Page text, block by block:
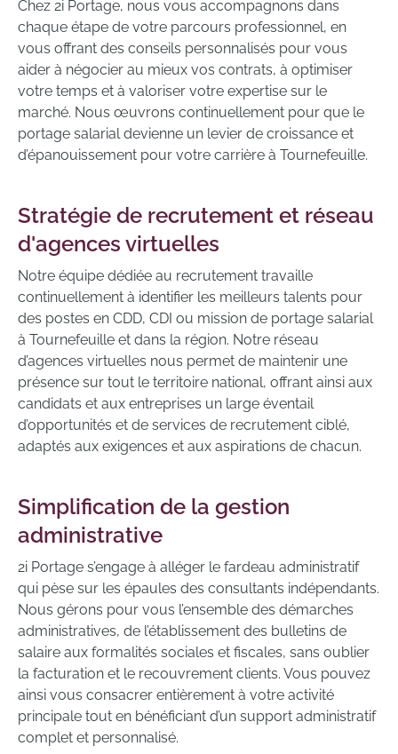
Chez 2i Portage, nous vous accompagnons dans
chaque étape de votre parcours professionnel, en
vous offrant des conseils personnalisés pour vous
aider à négocier au mieux vos contrats, à optimiser
votre temps et à valoriser votre expertise sur le
marché. Nous œuvrons continuellement pour que le
portage salarial devienne un levier de croissance et
d’épanouissement pour votre carrière à Tournefeuille.
Stratégie de recrutement et réseau
d'agences virtuelles
Notre équipe dédiée au recrutement travaille
continuellement à identifier les meilleurs talents pour
des postes en CDD, CDI ou mission de portage salarial
à Tournefeuille et dans la région. Notre réseau
d’agences virtuelles nous permet de maintenir une
présence sur tout le territoire national, offrant ainsi aux
candidats et aux entreprises un large éventail
d’opportunités et de services de recrutement ciblé,
adaptés aux exigences et aux aspirations de chacun.
Simplification de la gestion
administrative
2i Portage s’engage à alléger le fardeau administratif
qui pèse sur les épaules des consultants indépendants.
Nous gérons pour vous l’ensemble des démarches
administratives, de l’établissement des bulletins de
salaire aux formalités sociales et fiscales, sans oublier
la facturation et le recouvrement clients. Vous pouvez
ainsi vous consacrer entièrement à votre activité
principale tout en bénéficiant d’un support administratif
complet et personnalisé.